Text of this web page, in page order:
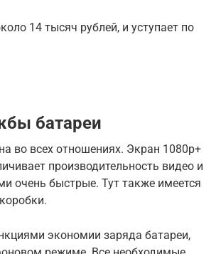
14 тысяч рублей, и уступает по
батареи
во всех отношениях. Экран 1080p+
производительность видео и
очень быстрые. Тут также имеется
экономии заряда батареи,